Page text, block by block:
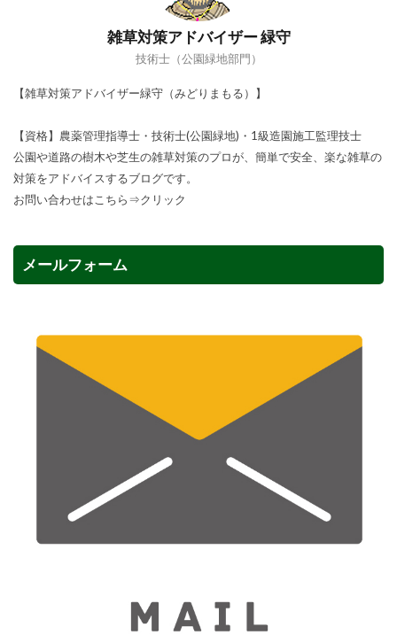
雑草対策アドバイザー 緑守
技術士（公園緑地部門）
【雑草対策アドバイザー緑守（みどりまもる）】
【資格】農薬管理指導士・技術士(公園緑地)・1級造園施工監理技士
公園や道路の樹木や芝生の雑草対策のプロが、簡単で安全、楽な雑草の
対策をアドバイスするブログです。
お問い合わせはこちら⇒クリック
メールフォーム